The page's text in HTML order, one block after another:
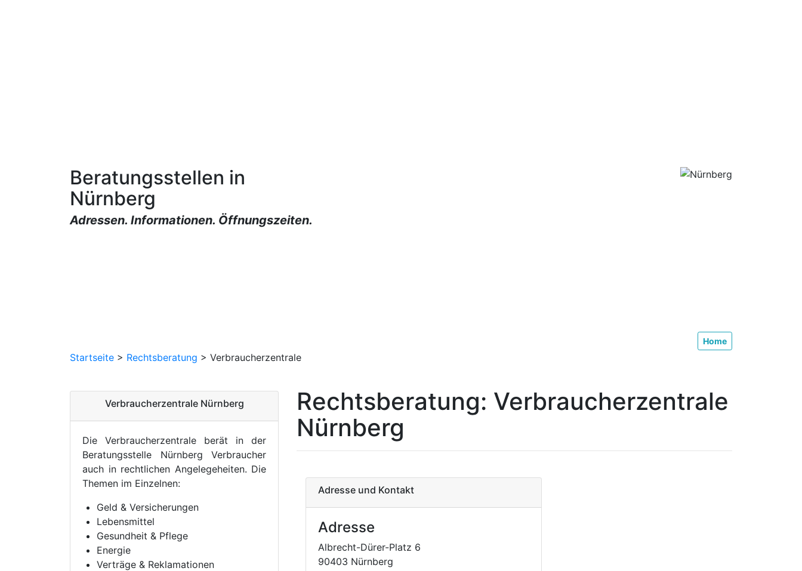
Beratungsstellen in
Nürnberg
Adressen. Informationen. Öffnungszeiten.
Home
Startseite > Rechtsberatung > Verbraucherzentrale
Verbraucherzentrale Nürnberg
Die Verbraucherzentrale berät in der
Beratungsstelle Nürnberg Verbraucher
auch in rechtlichen Angelegeheiten. Die
Themen im Einzelnen:
Geld & Versicherungen
Lebensmittel
Gesundheit & Pflege
Energie
Verträge & Reklamationen
Rechtsberatung: Verbraucherzentrale
Nürnberg
Adresse und Kontakt
Adresse
Albrecht-Dürer-Platz 6
90403 Nürnberg